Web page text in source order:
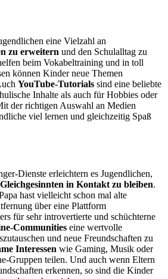
eine Vielzahl an
zu erweitern und den Schulalltag zu
beim Vokabeltraining und in toll
können Kinder neue Themen
YouTube-Tutorials sind eine beliebte
Inhalte als auch für Hobbies oder
der richtigen Auswahl an Medien
viel lernen und gleichzeitig Spaß
Dienste erleichtern es Jugendlichen,
in Kontakt zu bleiben.
hast vielleicht schon mal alte
über eine Plattform
für sehr introvertierte und schüchterne
Communities eine wertvolle
und neue Freundschaften zu
Interessen wie Gaming, Musik oder
Gruppen teilen. Und auch wenn Eltern
erkennen, so sind die Kinder